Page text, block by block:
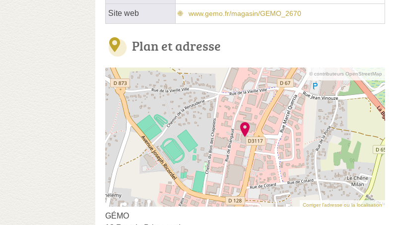
Site web www.gemo.fr/magasin/GEMO_2670
Plan et adresse
© contributeurs OpenStreetMap
Corriger l’adresse ou la localisation
GÉMO